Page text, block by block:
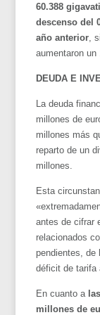
60.388
descenso del
año anterior ,
aumentaron un
DEUDA E
La deuda
millones de
millones más
reparto de un
millones.
Esta
antes de cifrar
relacionados
pendientes, de
déficit de tarifa
En cuanto a
millones de